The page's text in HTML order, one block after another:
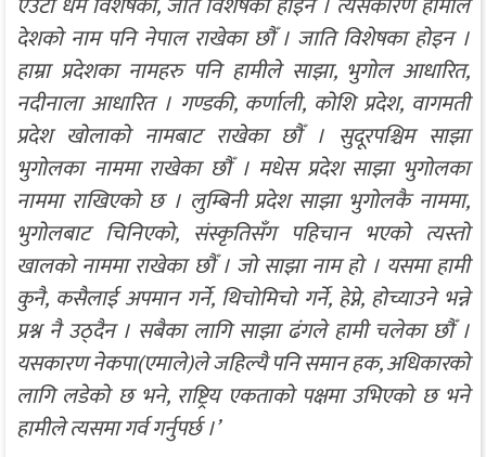
देशको नाम पनि नेपाल राखेका छौँ । जाति विशेषका होइन ।
हाम्रा प्रदेशका नामहरु पनि हामीले साझा, भुगोल आधारित,
नदीनाला आधारित । गण्डकी, कर्णाली, कोशि प्रदेश, वागमती
प्रदेश खोलाको नामबाट राखेका छौँ । सुदूरपश्चिम साझा
भुगोलका नाममा राखेका छौँ । मधेस प्रदेश साझा भुगोलका
नाममा राखिएको छ । लुम्बिनी प्रदेश साझा भुगोलकै नाममा,
भुगोलबाट चिनिएको, संस्कृतिसँग पहिचान भएको त्यस्तो
खालको नाममा राखेका छौँ । जो साझा नाम हो । यसमा हामी
कुनै, कसैलाई अपमान गर्ने, थिचोमिचो गर्ने, हेप्ने, होच्याउने भन्ने
प्रश्न नै उठ्दैन । सबैका लागि साझा ढंगले हामी चलेका छौँ ।
यसकारण नेकपा(एमाले)ले जहिल्यै पनि समान हक, अधिकारको
लागि लडेको छ भने, राष्ट्रिय एकताको पक्षमा उभिएको छ भने
हामीले त्यसमा गर्व गर्नुपर्छ ।’